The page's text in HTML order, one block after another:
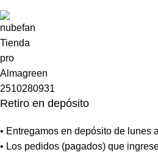
Retiro en depósito
• Entregamos en depósito de lunes
• Los pedidos (pagados) que